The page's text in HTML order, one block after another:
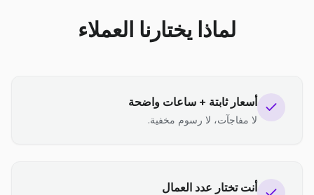
لماذا يختارنا العملاء
أسعار ثابتة + ساعات واضحة
لا مفاجآت، لا رسوم مخفية.
أنت تختار عدد العمال